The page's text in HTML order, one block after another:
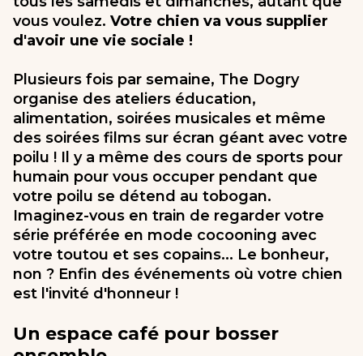
vous voulez. Votre chien va vous supplier
d'avoir une vie sociale !
Plusieurs fois par semaine, The Dogry
organise des ateliers éducation,
alimentation, soirées musicales et même
des soirées films sur écran géant avec votre
poilu ! Il y a même des cours de sports pour
humain pour vous occuper pendant que
votre poilu se détend au tobogan.
Imaginez-vous en train de regarder votre
série préférée en mode cocooning avec
votre toutou et ses copains... Le bonheur,
non ? Enfin des événements où votre chien
est l'invité d'honneur !
Un espace café pour bosser